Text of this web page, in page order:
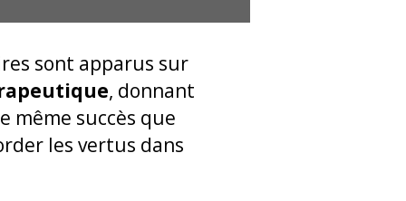
sont apparus sur
, donnant
même succès que
les vertus dans